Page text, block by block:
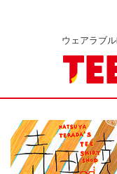
ウェアラブ